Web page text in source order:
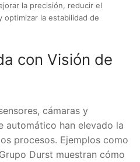
la precisión, reducir el
optimizar la estabilidad de
con Visión de
cámaras y
automático han elevado la
procesos. Ejemplos como
Durst muestran cómo